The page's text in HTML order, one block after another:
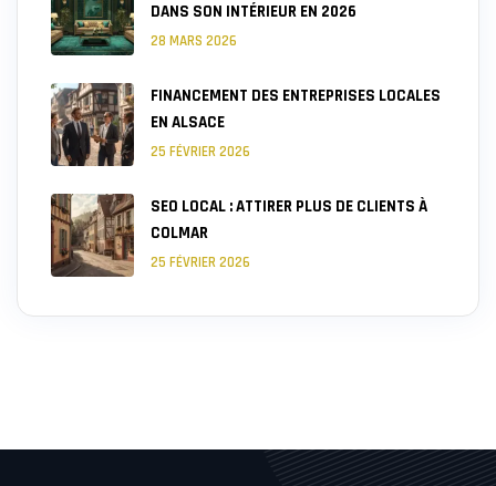
DANS SON INTÉRIEUR EN 2026
28 MARS 2026
FINANCEMENT DES ENTREPRISES LOCALES
EN ALSACE
25 FÉVRIER 2026
SEO LOCAL : ATTIRER PLUS DE CLIENTS À
COLMAR
25 FÉVRIER 2026